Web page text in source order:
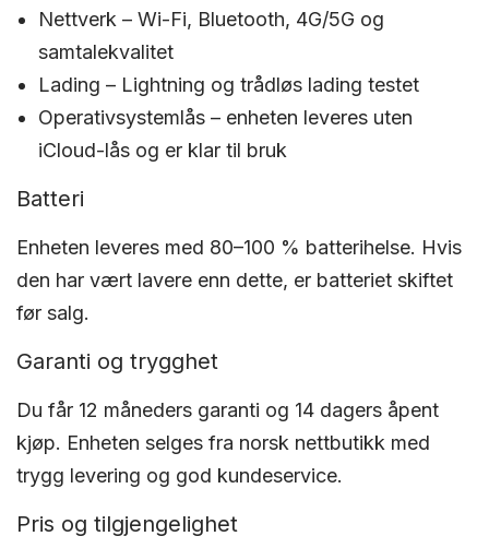
Nettverk – Wi-Fi, Bluetooth, 4G/5G og
samtalekvalitet
Lading – Lightning og trådløs lading testet
Operativsystemlås – enheten leveres uten
iCloud-lås og er klar til bruk
Batteri
Enheten leveres med 80–100 % batterihelse. Hvis
den har vært lavere enn dette, er batteriet skiftet
før salg.
Garanti og trygghet
Du får 12 måneders garanti og 14 dagers åpent
kjøp. Enheten selges fra norsk nettbutikk med
trygg levering og god kundeservice.
Pris og tilgjengelighet